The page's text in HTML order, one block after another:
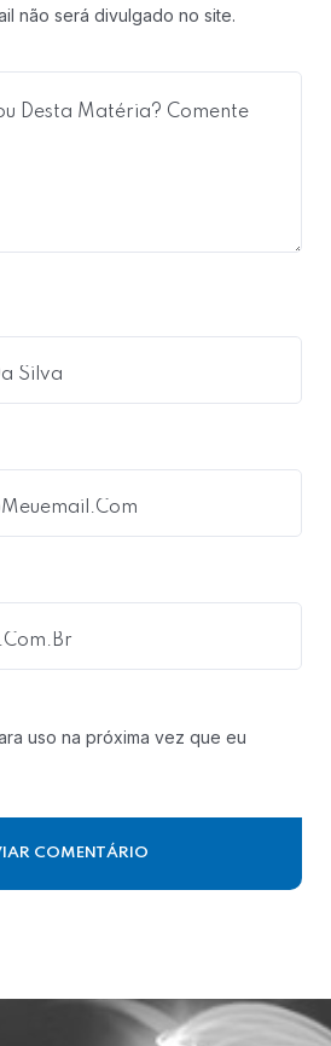
não será divulgado no site.
uso na próxima vez que eu